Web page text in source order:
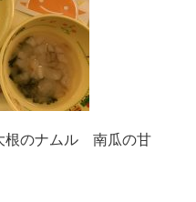
のナムル 南瓜の甘